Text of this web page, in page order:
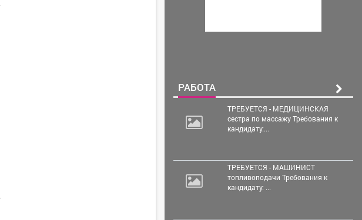
РАБОТА
ТРЕБУЕТСЯ - МЕДИЦИНСКАЯ
сестра по массажу Требования к
кандидату:...
ТРЕБУЕТСЯ - МАШИНИСТ
топливоподачи Требования к
кандидату: ...